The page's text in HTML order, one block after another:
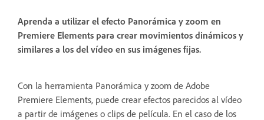
Aprenda a utilizar el efecto Panorámica y zoom en
Premiere Elements para crear movimientos dinámicos y
similares a los del vídeo en sus imágenes fijas.
Con la herramienta Panorámica y zoom de Adobe
Premiere Elements, puede crear efectos parecidos al vídeo
a partir de imágenes o clips de película. En el caso de los